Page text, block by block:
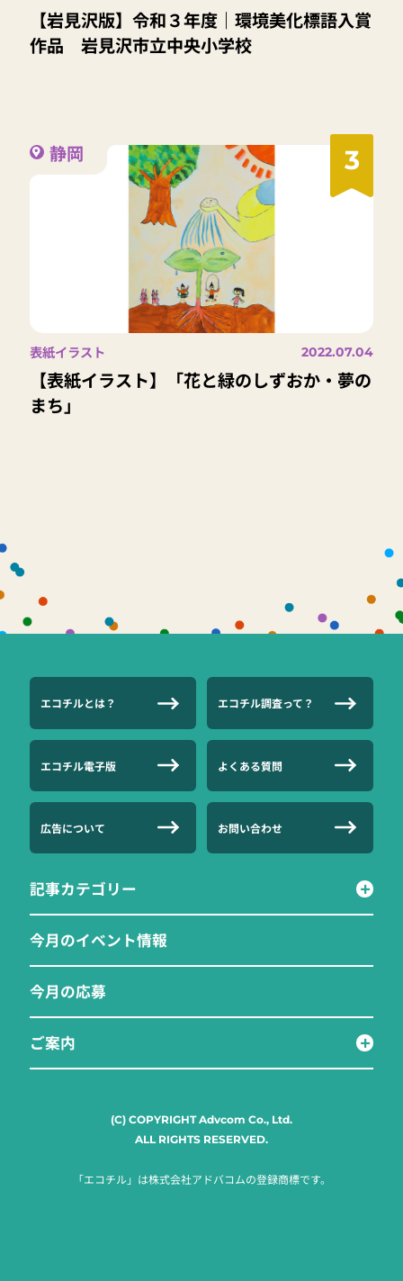
【岩見沢版】令和３年度｜環境美化標語入賞
作品 岩見沢市立中央小学校
3
静岡
表紙イラスト 2022.07.04
【表紙イラスト】「花と緑のしずおか・夢の
まち」
エコチルとは？ エコチル調査って？
エコチル電子版 よくある質問
広告について お問い合わせ
記事カテゴリー
今月のイベント情報
今月の応募
ご案内
(C) COPYRIGHT Advcom Co., Ltd.
ALL RIGHTS RESERVED.
「エコチル」は株式会社アドバコムの登録商標です。